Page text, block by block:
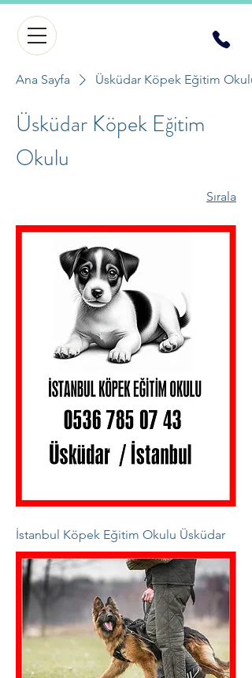
Ana Sayfa Üsküdar Köpek Eğitim Okulu
Üsküdar Köpek Eğitim
Okulu
Sırala
İstanbul Köpek Eğitim Okulu Üsküdar